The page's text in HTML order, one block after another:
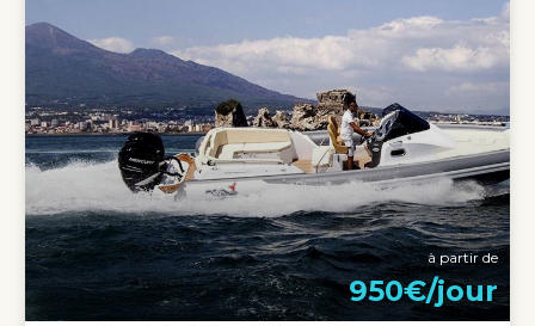
à partir de
950€/jour